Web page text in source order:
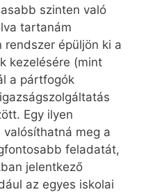
szinten való
tartanám
épüljön ki a
kezelésére (mint
a pártfogók
Egy ilyen
meg a
feladatát,
jelentkező
az egyes iskolai